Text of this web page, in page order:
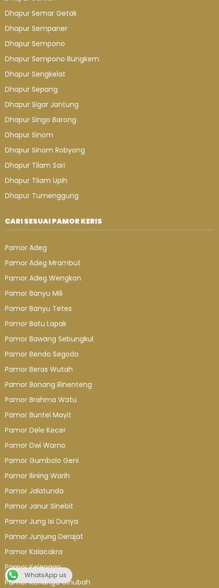
Dhapur Semar Getak
Dhapur Sempaner
Dhapur Sempono
Dhapur Sempono Bungkem
Dhapur Sengkelat
Dhapur Sepang
Dhapur Sigar Jantung
Dhapur Singo Barong
Dhapur Sinom
Dhapur Sinom Robyong
Dhapur Tilam Sari
Dhapur Tilam Upih
Dhapur Tumenggung
CARI SESUAI PAMOR KERIS
Pamor Adeg
Pamor Adeg Mrambut
Pamor Adeg Wengkon
Pamor Banyu Mili
Pamor Banyu Tetes
Pamor Batu Lapak
Pamor Bawang Sebungkul
Pamor Bendo Segodo
Pamor Beras Wutah
Pamor Bonang Rinenteng
Pamor Brahma Watu
Pamor Buntel Mayit
Pamor Dele Kecer
Pamor Dwi Warno
Pamor Gumbolo Geni
Pamor Ilining Warih
Pamor Jalatunda
Pamor Janur Sinebit
Pamor Jung Isi Dunya
Pamor Junjung Derajat
Pamor Kalacakra
Pamor Kelengan
Pamor Kenanga Ginubah
WhatsApp us